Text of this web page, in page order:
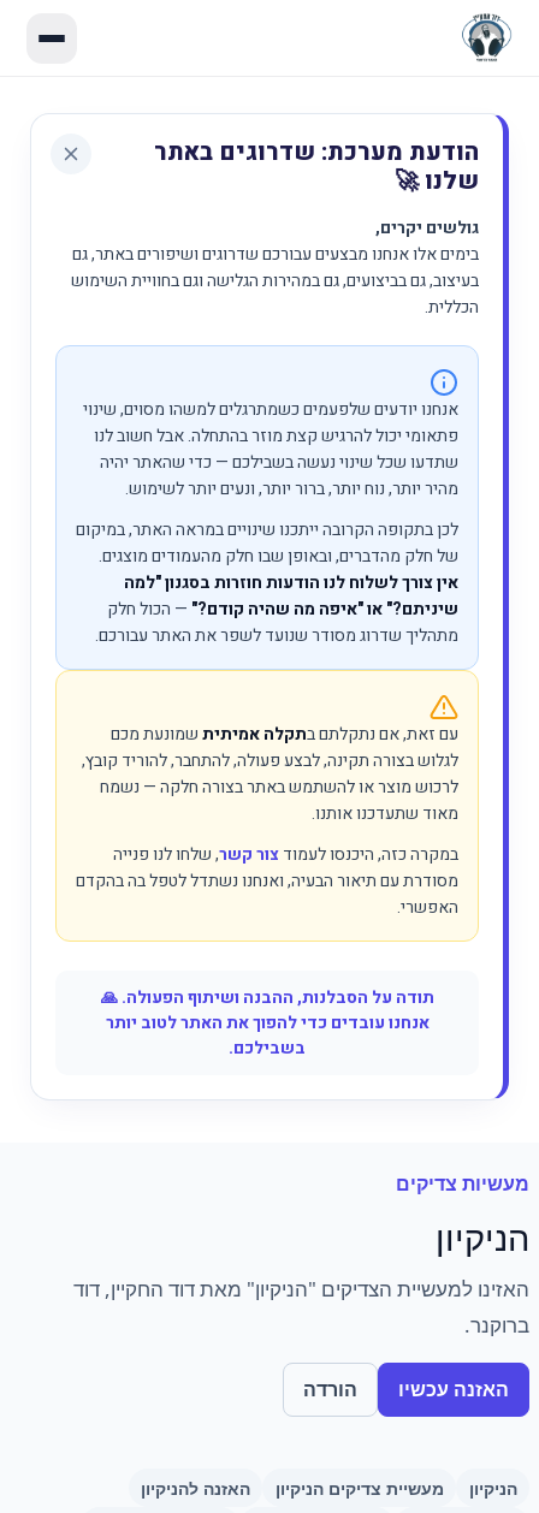
הודעת מערכת: שדרוגים באתר
שלנו 🚀
גולשים יקרים,
בימים אלו אנחנו מבצעים עבורכם שדרוגים ושיפורים באתר, גם
בעיצוב, גם בביצועים, גם במהירות הגלישה וגם בחוויית השימוש
הכללית.
אנחנו יודעים שלפעמים כשמתרגלים למשהו מסוים, שינוי
פתאומי יכול להרגיש קצת מוזר בהתחלה. אבל חשוב לנו
שתדעו שכל שינוי נעשה בשבילכם — כדי שהאתר יהיה
מהיר יותר, נוח יותר, ברור יותר, ונעים יותר לשימוש.
לכן בתקופה הקרובה ייתכנו שינויים במראה האתר, במיקום
של חלק מהדברים, ובאופן שבו חלק מהעמודים מוצגים.
אין צורך לשלוח לנו הודעות חוזרות בסגנון "למה
שיניתם?" או "איפה מה שהיה קודם?" — הכול חלק
מתהליך שדרוג מסודר שנועד לשפר את האתר עבורכם.
עם זאת, אם נתקלתם בתקלה אמיתיתשמונעת מכם
לגלוש בצורה תקינה, לבצע פעולה, להתחבר, להוריד קובץ,
לרכוש מוצר או להשתמש באתר בצורה חלקה — נשמח
מאוד שתעדכנו אותנו.
במקרה כזה, היכנסו לעמודצור קשר, שלחו לנו פנייה
מסודרת עם תיאור הבעיה, ואנחנו נשתדל לטפל בה בהקדם
האפשרי.
תודה על הסבלנות, ההבנה ושיתוף הפעולה. 🙏
אנחנו עובדים כדי להפוך את האתר לטוב יותר
בשבילכם.
מעשיות צדיקים
הניקיון
האזינו למעשיית הצדיקים "הניקיון" מאת דוד החקיין, דוד
ברוקנר.
האזנה עכשיו הורדה
הניקיון מעשיית צדיקים הניקיון
האזנה להניקיון